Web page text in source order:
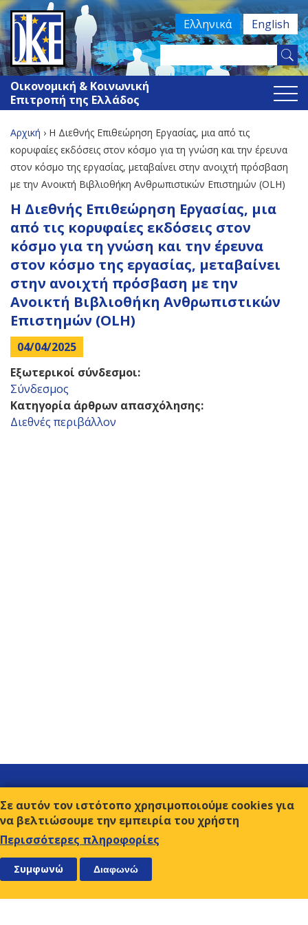
Jump
to
navigation
Οικονομική & Κοινωνική
Επιτροπή της Ελλάδος
Ελληνικά English
Φόρμα
this
Είστε
εδώ
Αρχική › Η Διεθνής Επιθεώρηση Εργασίας, μια από τις
κορυφαίες εκδόσεις στον κόσμο για τη γνώση και την έρευνα
στον κόσμο της εργασίας, μεταβαίνει στην ανοιχτή πρόσβαση
με την Ανοικτή Βιβλιοθήκη Ανθρωπιστικών Επιστημών (OLH)
Back
to
top
Η Διεθνής Επιθεώρηση Εργασίας, μια
από τις κορυφαίες εκδόσεις στον
κόσμο για τη γνώση και την έρευνα
στον κόσμο της εργασίας, μεταβαίνει
στην ανοιχτή πρόσβαση με την
Ανοικτή Βιβλιοθήκη Ανθρωπιστικών
Επιστημών (OLH)
04/04/2025
Εξωτερικοί σύνδεσμοι:
Σύνδεσμος
Κατηγορία άρθρων απασχόλησης:
Διεθνές περιβάλλον
Επικοινωνία
Όροι χρήσης
Ο.Κ.Ε.
Σε αυτόν τον ιστότοπο χρησιμοποιούμε cookies για
να βελτιώσουμε την εμπειρία του χρήστη
Περισσότερες πληροφορίες
Συμφωνώ Διαφωνώ